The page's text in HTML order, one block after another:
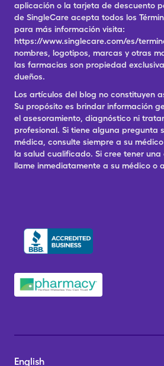
aplicación o la tarjeta de descuento
de SingleCare acepta todos los
para más información visita:
https://www.singlecare.com/es/
nombres, logotipos, marcas y otras
las farmacias son propiedad
dueños.
Los artículos del blog no constituyen
Su propósito es brindar información
el asesoramiento, diagnóstico ni
profesional. Si tiene alguna pregunta
médica, consulte siempre a su
la salud cualificado. Si cree tener
llame inmediatamente a su médico o
English